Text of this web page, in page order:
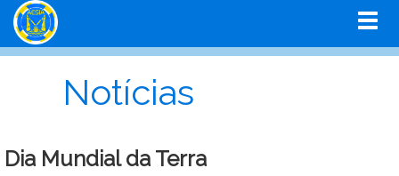
Notícias
Dia Mundial da Terra